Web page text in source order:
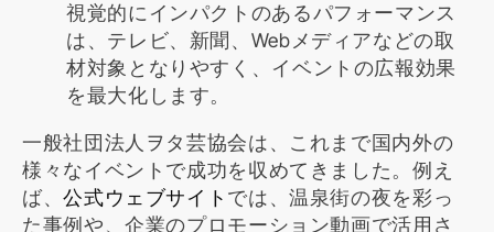
視覚的にインパクトのあるパフォーマンス
は、テレビ、新聞、Webメディアなどの取
材対象となりやすく、イベントの広報効果
を最大化します。
一般社団法人ヲタ芸協会は、これまで国内外の
様々なイベントで成功を収めてきました。例え
ば、公式ウェブサイト では、温泉街の夜を彩っ
た事例や、企業のプロモーション動画で活用さ